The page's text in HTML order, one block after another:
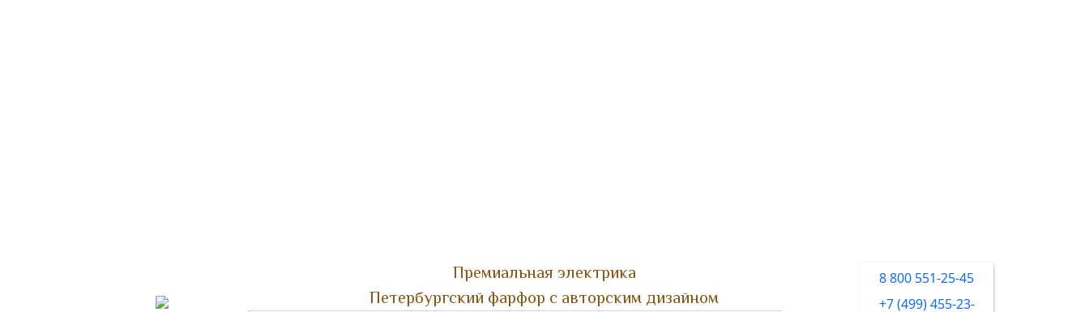
Премиальная электрика
Петербургский фарфор с авторским дизайном
8 800 551-25-45
+7 (499) 455-23-